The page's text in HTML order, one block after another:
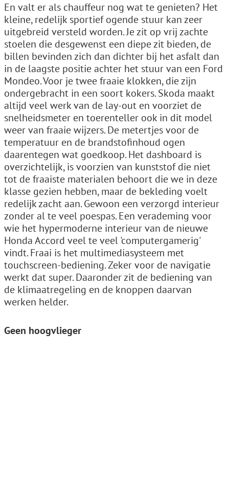
En valt er als chauffeur nog wat te genieten? Het
kleine, redelijk sportief ogende stuur kan zeer
uitgebreid versteld worden. Je zit op vrij zachte
stoelen die desgewenst een diepe zit bieden, de
billen bevinden zich dan dichter bij het asfalt dan
in de laagste positie achter het stuur van een Ford
Mondeo. Voor je twee fraaie klokken, die zijn
ondergebracht in een soort kokers. Skoda maakt
altijd veel werk van de lay-out en voorziet de
snelheidsmeter en toerenteller ook in dit model
weer van fraaie wijzers. De metertjes voor de
temperatuur en de brandstofinhoud ogen
daarentegen wat goedkoop. Het dashboard is
overzichtelijk, is voorzien van kunststof die niet
tot de fraaiste materialen behoort die we in deze
klasse gezien hebben, maar de bekleding voelt
redelijk zacht aan. Gewoon een verzorgd interieur
zonder al te veel poespas. Een verademing voor
wie het hypermoderne interieur van de nieuwe
Honda Accord veel te veel 'computergamerig'
vindt. Fraai is het multimediasysteem met
touchscreen-bediening. Zeker voor de navigatie
werkt dat super. Daaronder zit de bediening van
de klimaatregeling en de knoppen daarvan
werken helder.
Geen hoogvlieger